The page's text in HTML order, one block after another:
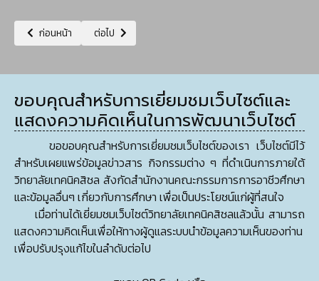
เนื้อหาก่อนหน้า: แผนภูมิบริหาร งานอาชีวศึกษาระบบทวิภาคีและความร่วมมือ
ก่อนหน้า เนื้อหาถัดไป: แผนภูมิบริหาร งานสื่อการเรียนการสอน
ต่อไป
ขอบคุณสำหรับการเยี่ยมชมเว็บไซต์และ
แสดงความคิดเห็นในการพัฒนาเว็บไซต์
ขอขอบคุณสำหรับการเยี่ยมชมเว็บไซต์ของเรา เว็บไซต์มีไว้
สำหรับเผยแพร่ข้อมูลข่าวสาร กิจกรรมต่าง ๆ ที่ดำเนินการภายใต้
วิทยาลัยเทคนิคสิชล สังกัดสำนักงานคณะกรรมการการอาชีวศึกษา
และข้อมูลอื่นๆ เกี่ยวกับการศึกษา เพื่อเป็นประโยชน์แก่ผู้ที่สนใจ
เมื่อท่านได้เยี่ยมชมเว็บไซต์วิทยาลัยเทคนิคสิชลแล้วนั้น สามารถ
แสดงความคิดเห็นเพื่อให้ทางผู้ดูแลระบบนำข้อมูลความเห็นของท่าน
เพื่อปรับปรุงแก้ไขในลำดับต่อไป